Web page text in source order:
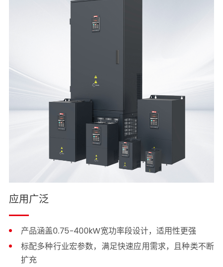
应用广泛
产品涵盖0.75-400kW宽功率段设计，适用性更强
标配多种行业宏参数，满足快速应用需求，且种类不断
扩充
VM1000B
VM1000B-产品宣传折页